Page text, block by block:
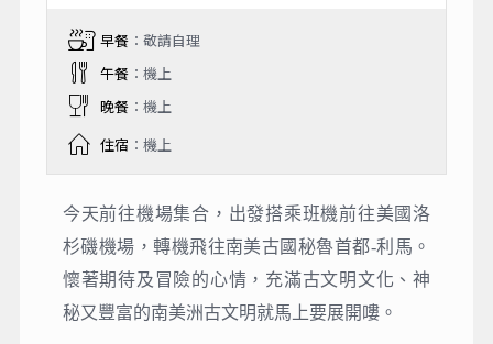
早餐：敬請自理
午餐：機上
晚餐：機上
住宿 ：機上
今天前往機場集合，出發搭乘班機前往美國洛
杉磯機場，轉機飛往南美古國秘魯首都-利馬。
懷著期待及冒險的⼼情，充滿古文明文化、神
秘又豐富的南美洲古文明就馬上要展開嘍。